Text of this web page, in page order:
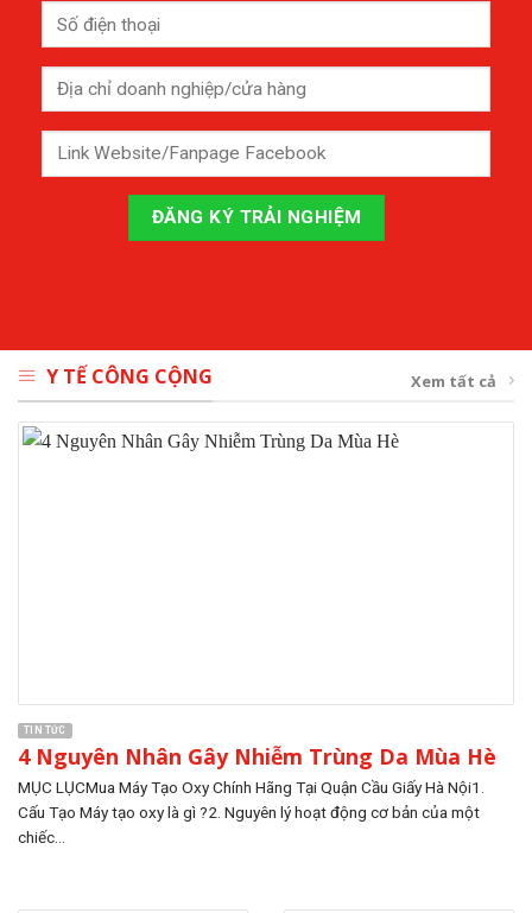
Y TẾ CÔNG CỘNG Xem tất cả
TIN TỨC
4 Nguyên Nhân Gây Nhiễm Trùng Da Mùa Hè
MỤC LỤCMua Máy Tạo Oxy Chính Hãng Tại Quận Cầu Giấy Hà Nội1.
Cấu Tạo Máy tạo oxy là gì ?2. Nguyên lý hoạt động cơ bản của một
chiếc...